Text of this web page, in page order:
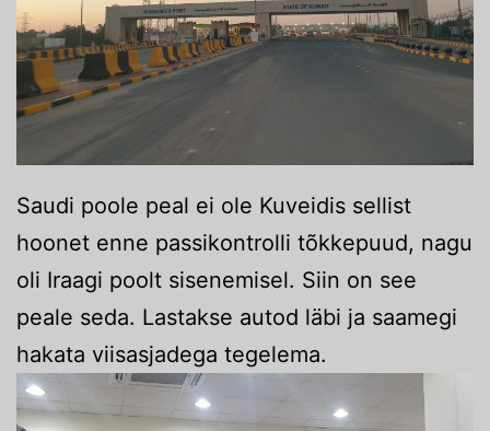
Saudi poole peal ei ole Kuveidis sellist
hoonet enne passikontrolli tõkkepuud, nagu
oli Iraagi poolt sisenemisel. Siin on see
peale seda. Lastakse autod läbi ja saamegi
hakata viisasjadega tegelema.